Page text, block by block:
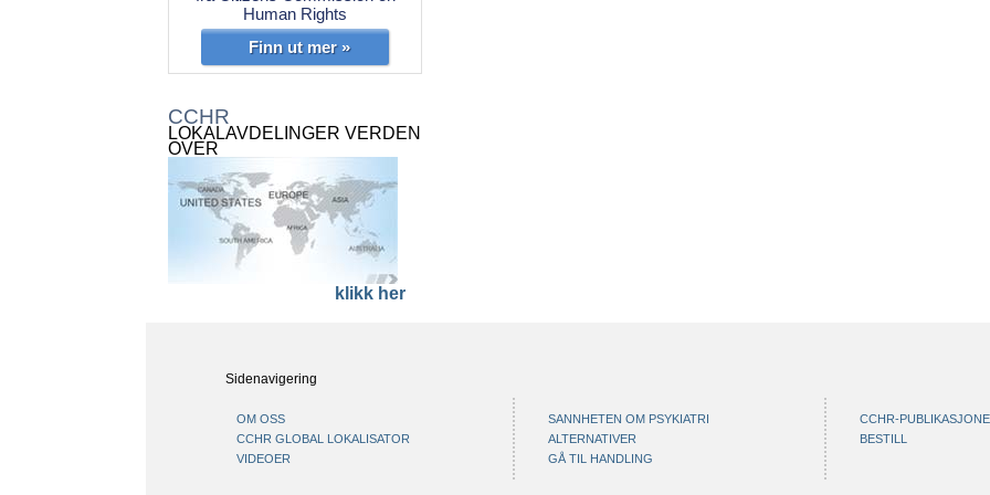
Human Rights
Finn ut mer »
CCHR
LOKALAVDELINGER VERDEN
OVER
klikk her
Sidenavigering
OM OSS
CCHR GLOBAL LOKALISATOR
VIDEOER
SANNHETEN OM PSYKIATRI
ALTERNATIVER
GÅ TIL HANDLING
CCHR-
BESTILL